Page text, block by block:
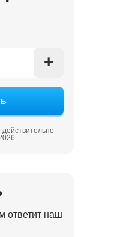
+
ответит наш